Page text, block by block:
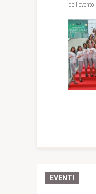
dell'evento!
EVENTI